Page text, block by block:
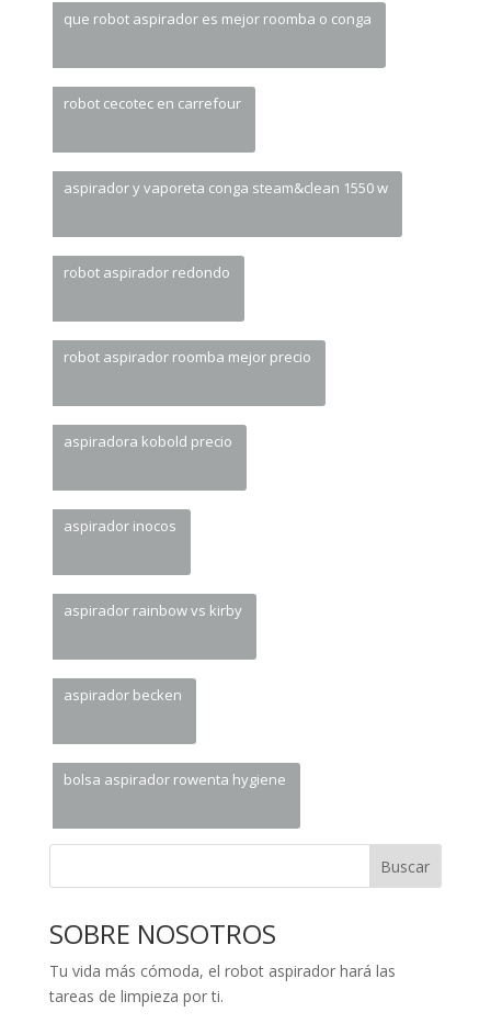
que robot aspirador es mejor roomba o conga
robot cecotec en carrefour
aspirador y vaporeta conga steam&clean 1550 w
robot aspirador redondo
robot aspirador roomba mejor precio
aspiradora kobold precio
aspirador inocos
aspirador rainbow vs kirby
aspirador becken
bolsa aspirador rowenta hygiene
Buscar
SOBRE NOSOTROS
Tu vida más cómoda, el robot aspirador hará las
tareas de limpieza por ti.